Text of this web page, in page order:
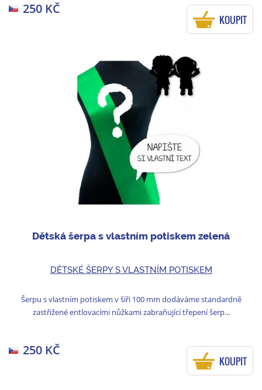
250 KČ
KOUPIT
Dětská šerpa s vlastním potiskem zelená
DĚTSKÉ ŠERPY S VLASTNÍM POTISKEM
Šerpu s vlastním potiskem v šíři 100 mm dodáváme standardně
zastřižené entlovacími nůžkami zabraňující třepení šerp...
250 KČ
KOUPIT